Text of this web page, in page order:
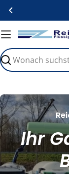
Zum
Inhalt
springen
Suchen
Ihr